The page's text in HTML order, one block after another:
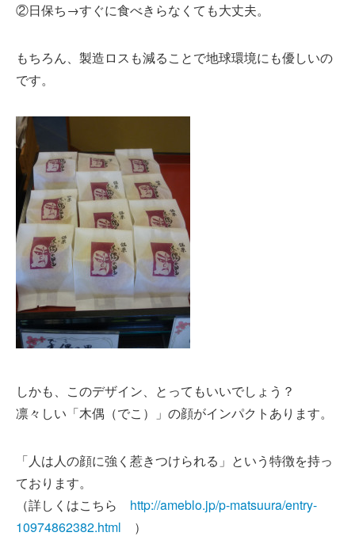
②日保ち→すぐに食べきらなくても大丈夫。
もちろん、製造ロスも減ることで地球環境にも優しいの
です。
しかも、このデザイン、とってもいいでしょう？
凛々しい「木偶（でこ）」の顔がインパクトあります。
「人は人の顔に強く惹きつけられる」という特徴を持っ
ております。
（詳しくはこちら http://ameblo.jp/p-matsuura/entry-
10974862382.html ）